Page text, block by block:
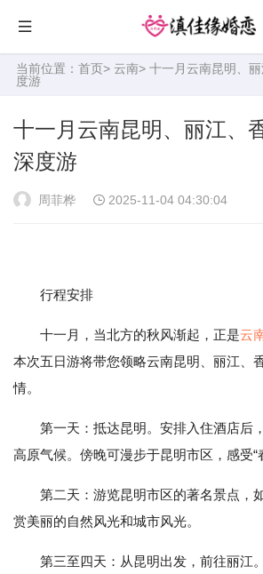
当前位置： 首页> 云南> 十一月云南昆明、
度游
十一月云南昆明、丽江、
深度游
周菲桦 2025-11-04 04:30:04
行程安排
十一月，当北方的秋风渐起，正是云
本次五日游将带您领略云南昆明、丽江、
情。
第一天：抵达昆明。安排入住酒店后
高原气候。傍晚可漫步于昆明市区，感受“
第二天：游览昆明市区的著名景点，
赏美丽的自然风光和城市风光。
第三至四天：从昆明出发，前往丽江